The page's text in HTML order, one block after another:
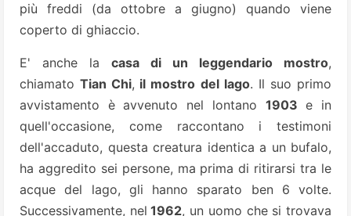
più freddi (da ottobre a giugno) quando viene
coperto di ghiaccio.
E' anche la casa di un leggendario mostro,
chiamatoTian Chi, il mostro del lago. Il suo primo
avvistamento è avvenuto nel lontano 1903 e in
quell'occasione, come raccontano i testimoni
dell'accaduto, questa creatura identica a un bufalo,
ha aggredito sei persone, ma prima di ritirarsi tra le
acque del lago, gli hanno sparato ben 6 volte.
Successivamente, nel 1962, un uomo che si trovava